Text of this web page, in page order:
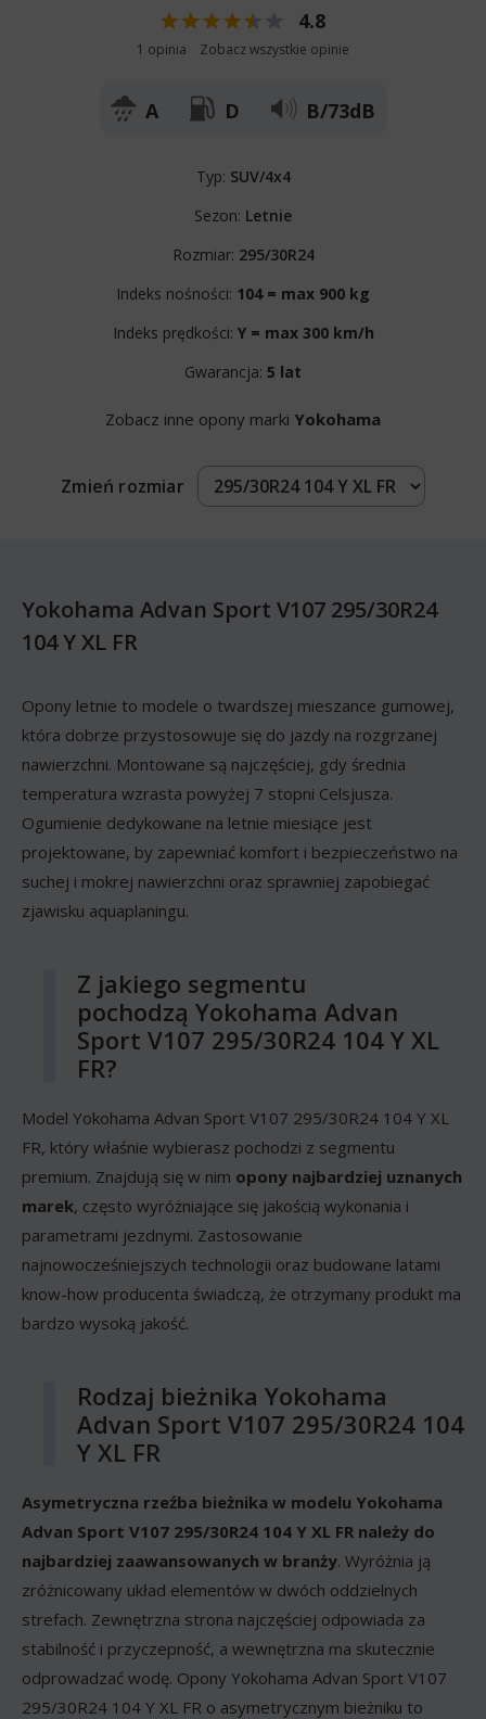
4.8
1 opinia Zobacz wszystkie opinie
A D B/73dB
Typ: SUV/4x4
Sezon: Letnie
Rozmiar: 295/30R24
Indeks nośności: 104 = max 900 kg
Indeks prędkości: Y = max 300 km/h
Gwarancja: 5 lat
Zobacz inne opony marki Yokohama
Zmień rozmiar
Yokohama Advan Sport V107 295/30R24
104 Y XL FR
Opony letnie to modele o twardszej mieszance gumowej,
która dobrze przystosowuje się do jazdy na rozgrzanej
nawierzchni. Montowane są najczęściej, gdy średnia
temperatura wzrasta powyżej 7 stopni Celsjusza.
Ogumienie dedykowane na letnie miesiące jest
projektowane, by zapewniać komfort i bezpieczeństwo na
suchej i mokrej nawierzchni oraz sprawniej zapobiegać
zjawisku aquaplaningu.
Z jakiego segmentu
pochodzą Yokohama Advan
Sport V107 295/30R24 104 Y XL
FR?
Model Yokohama Advan Sport V107 295/30R24 104 Y XL
FR, który właśnie wybierasz pochodzi z segmentu
premium. Znajdują się w nim opony najbardziej uznanych
marek, często wyróżniające się jakością wykonania i
parametrami jezdnymi. Zastosowanie
najnowocześniejszych technologii oraz budowane latami
know-how producenta świadczą, że otrzymany produkt ma
bardzo wysoką jakość.
Rodzaj bieżnika Yokohama
Advan Sport V107 295/30R24 104
Y XL FR
Asymetryczna rzeźba bieżnika w modelu Yokohama
Advan Sport V107 295/30R24 104 Y XL FR należy do
najbardziej zaawansowanych w branży. Wyróżnia ją
zróżnicowany układ elementów w dwóch oddzielnych
strefach. Zewnętrzna strona najczęściej odpowiada za
stabilność i przyczepność, a wewnętrzna ma skutecznie
odprowadzać wodę. Opony Yokohama Advan Sport V107
295/30R24 104 Y XL FR o asymetrycznym bieżniku to